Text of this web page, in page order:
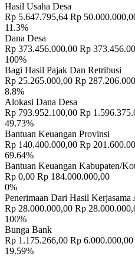
"PERSYARATAN BAKAL
DESA SULAHAN"
Hasil Usaha Desa
Rp 5.647.795,64 Rp
11.3%
Dana Desa
Rp 373.456.000,00 Rp
100%
Bagi Hasil Pajak Dan Retribusi
Rp 25.265.000,00 Rp
8.8%
Alokasi Dana Desa
Rp 793.952.100,00 Rp
49.73%
Bantuan Keuangan Provinsi
Rp 140.400.000,00 Rp
69.64%
Bantuan Keuangan Kabupaten/
Rp 0,00 Rp 184.000.000,00
0%
Penerimaan Dari Hasil Kerjasama
Rp 28.000.000,00 Rp
100%
Bunga Bank
Rp 1.175.266,00 Rp 6.000.000,00
19.59%